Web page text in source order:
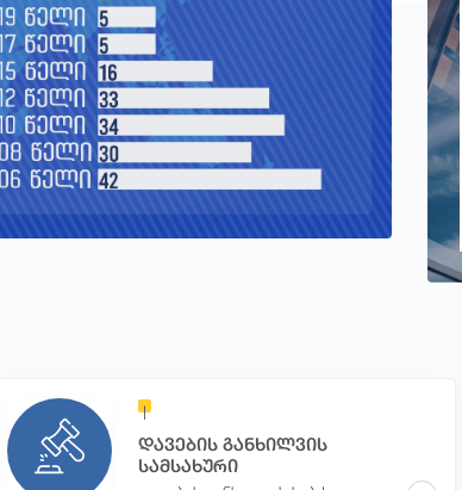
დავების განხილვის
სამსახური